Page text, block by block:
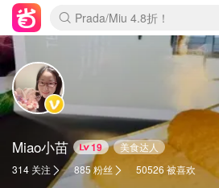
麦卢卡蜂蜜夏促！个位数！
Prada/Miu 4.8折！
啥？必胜客披萨5折！
Miao小苗 19
美食达人
314 关注
885 粉丝 50526 被喜欢